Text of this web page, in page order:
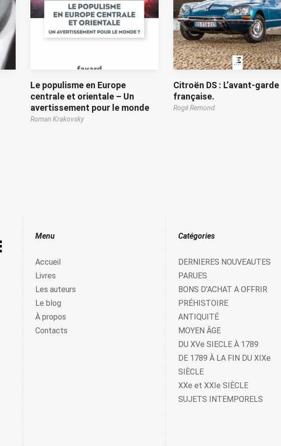
Le populisme en Europe
centrale et orientale – Un
avertissement pour le monde
Roman Krakovsky
Citroën DS : L’avant-garde
française.
Rogé Remond
Menu
Accueil
Livres
Les auteurs
Le blog
À propos
Contacts
Catégories
DERNIERES NOUVEAUTES
PARUES
BONS D'ACHAT A OFFRIR
PRÉHISTOIRE
ANTIQUITÉ
MOYEN ÂGE
DU XVe SIECLE À 1789
DE 1789 À LA FIN DU XIXe
SIÈCLE
XXe et XXIe SIÈCLE
SUJETS INTEMPORELS